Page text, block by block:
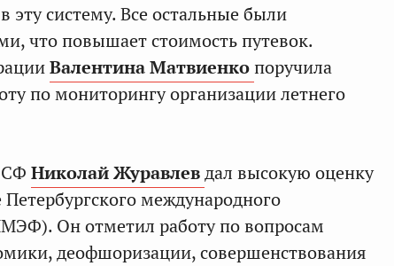
систему. Все остальные были
что повышает стоимость путевок.
Валентина Матвиенкопоручила
по мониторингу организации летнего
СФ Николай Журавлевдал высокую оценку
Петербургского международного
Он отметил работу по вопросам
деофшоризации, совершенствования